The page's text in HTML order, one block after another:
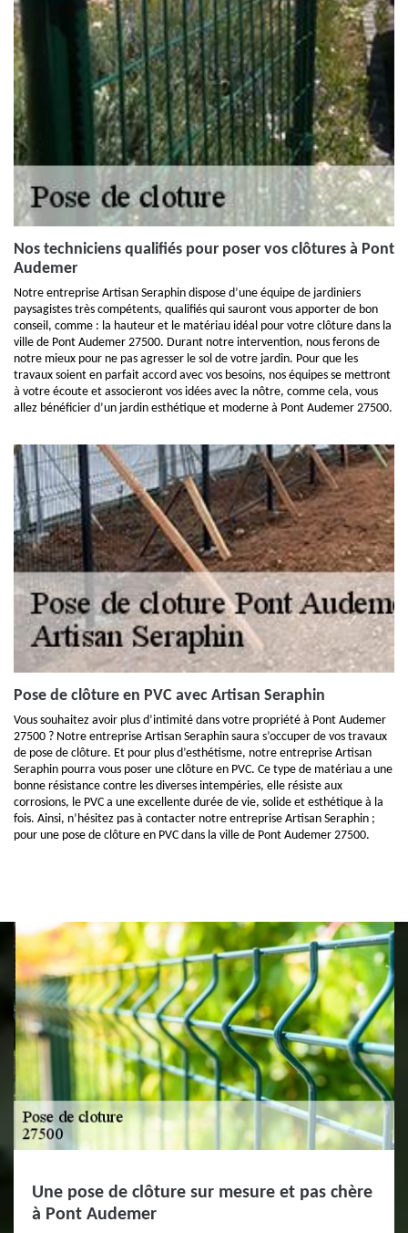
Nos techniciens qualifiés pour poser vos clôtures à Pont
Audemer
Notre entreprise Artisan Seraphin dispose d’une équipe de jardiniers
paysagistes très compétents, qualifiés qui sauront vous apporter de bon
conseil, comme : la hauteur et le matériau idéal pour votre clôture dans la
ville de Pont Audemer 27500. Durant notre intervention, nous ferons de
notre mieux pour ne pas agresser le sol de votre jardin. Pour que les
travaux soient en parfait accord avec vos besoins, nos équipes se mettront
à votre écoute et associeront vos idées avec la nôtre, comme cela, vous
allez bénéficier d’un jardin esthétique et moderne à Pont Audemer 27500.
Pose de clôture en PVC avec Artisan Seraphin
Vous souhaitez avoir plus d’intimité dans votre propriété à Pont Audemer
27500 ? Notre entreprise Artisan Seraphin saura s’occuper de vos travaux
de pose de clôture. Et pour plus d’esthétisme, notre entreprise Artisan
Seraphin pourra vous poser une clôture en PVC. Ce type de matériau a une
bonne résistance contre les diverses intempéries, elle résiste aux
corrosions, le PVC a une excellente durée de vie, solide et esthétique à la
fois. Ainsi, n’hésitez pas à contacter notre entreprise Artisan Seraphin ;
pour une pose de clôture en PVC dans la ville de Pont Audemer 27500.
Une pose de clôture sur mesure et pas chère
à Pont Audemer